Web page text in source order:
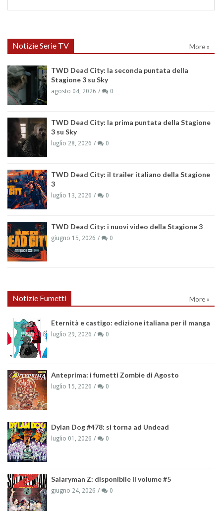
Notizie Serie TV More »
TWD Dead City: la seconda puntata della
Stagione 3 su Sky
agosto 04, 2026 0
TWD Dead City: la prima puntata della Stagione
3 su Sky
luglio 28, 2026 0
TWD Dead City: il trailer italiano della Stagione
3
luglio 13, 2026 0
TWD Dead City: i nuovi video della Stagione 3
giugno 15, 2026 0
Notizie Fumetti More »
Eternità e castigo: edizione italiana per il manga
luglio 29, 2026 0
Anteprima: i fumetti Zombie di Agosto
luglio 15, 2026 0
Dylan Dog #478: si torna ad Undead
luglio 01, 2026 0
Salaryman Z: disponibile il volume #5
giugno 24, 2026 0